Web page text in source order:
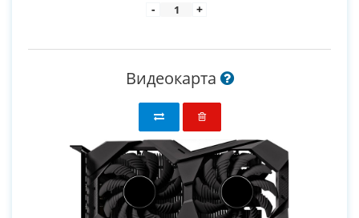
- +
Видеокарта